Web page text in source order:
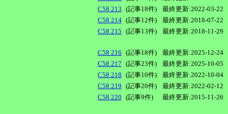
C58 213 (記事18件)
最終更新:2022-03-22
C58 214 (記事12件)
最終更新:2018-07-22
C58 215 (記事13件) 最終更新:2018-11-29
C58 216 (記事18件)
最終更新:2025-12-24
C58 217 (記事23件)
最終更新:2025-10-05
C58 218 (記事10件)
最終更新:2022-10-04
C58 219 (記事20件)
最終更新:2022-02-12
C58 220 (記事9件) 最終更新:2015-11-26